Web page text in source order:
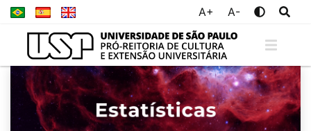
A+ A-